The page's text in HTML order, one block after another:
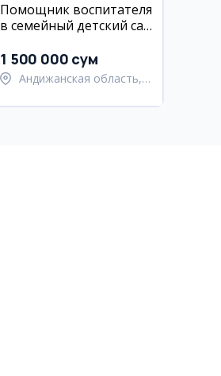
Помощник воспитателя
в семейный детский сад
1 500 000 сум
Андижанская область,